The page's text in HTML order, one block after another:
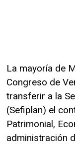
La mayoría de
Congreso de
transferir a la
(Sefiplan) el
Patrimonial,
administración